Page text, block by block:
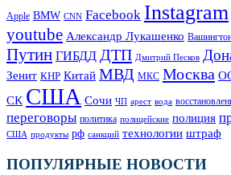
Apple BMW CNN Facebook Instagram
youtube Александр Лукашенко
Путин ГИБДД ДТП Дмитрий Песков
Зенит КНР Китай МВД МКС Москва
СК США Сочи ЧП арест вода
переговоры политика полицейские полиция
США продукты рф санкций технологии штраф
ПОПУЛЯРНЫЕ НОВОСТИ